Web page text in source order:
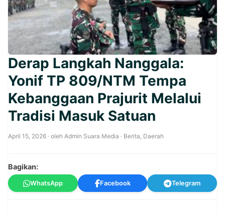
Derap Langkah Nanggala:
Yonif TP 809/NTM Tempa
Kebanggaan Prajurit Melalui
Tradisi Masuk Satuan
April 15, 2026 · oleh Admin Suara Media · Berita, Daerah
Bagikan:
WhatsApp Facebook Telegram